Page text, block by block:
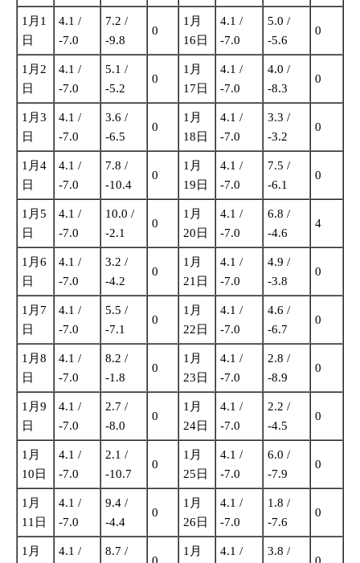
1月1
日
4.1 /
-7.0
7.2 /
-9.8
0
1月
16日
4.1 /
-7.0
5.0 /
-5.6
0
1月2
日
4.1 /
-7.0
5.1 /
-5.2
0
1月
17日
4.1 /
-7.0
4.0 /
-8.3
0
1月3
日
4.1 /
-7.0
3.6 /
-6.5
0
1月
18日
4.1 /
-7.0
3.3 /
-3.2
0
1月4
日
4.1 /
-7.0
7.8 /
-10.4
0
1月
19日
4.1 /
-7.0
7.5 /
-6.1
0
1月5
日
4.1 /
-7.0
10.0 /
-2.1
0
1月
20日
4.1 /
-7.0
6.8 /
-4.6
4
1月6
日
4.1 /
-7.0
3.2 /
-4.2
0
1月
21日
4.1 /
-7.0
4.9 /
-3.8
0
1月7
日
4.1 /
-7.0
5.5 /
-7.1
0
1月
22日
4.1 /
-7.0
4.6 /
-6.7
0
1月8
日
4.1 /
-7.0
8.2 /
-1.8
0
1月
23日
4.1 /
-7.0
2.8 /
-8.9
0
1月9
日
4.1 /
-7.0
2.7 /
-8.0
0
1月
24日
4.1 /
-7.0
2.2 /
-4.5
0
1月
10日
4.1 /
-7.0
2.1 /
-10.7
0
1月
25日
4.1 /
-7.0
6.0 /
-7.9
0
1月
11日
4.1 /
-7.0
9.4 /
-4.4
0
1月
26日
4.1 /
-7.0
1.8 /
-7.6
0
1月
4.1 /
8.7 /
1月
4.1 /
3.8 /